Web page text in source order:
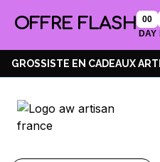
OFFRE FLASH
00
DAY
GROSSISTE EN CADEAUX